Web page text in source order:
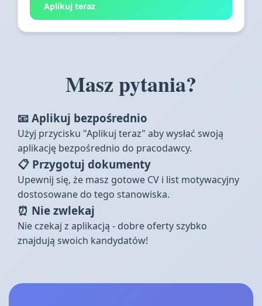
Aplikuj teraz
Masz pytania?
📧 Aplikuj bezpośrednio
Użyj przycisku "Aplikuj teraz" aby wysłać swoją
aplikację bezpośrednio do pracodawcy.
📋 Przygotuj dokumenty
Upewnij się, że masz gotowe CV i list motywacyjny
dostosowane do tego stanowiska.
⏰ Nie zwlekaj
Nie czekaj z aplikacją - dobre oferty szybko
znajdują swoich kandydatów!